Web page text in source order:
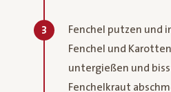
3
Fenchel putzen und
Fenchel und
untergießen und
Fenchelkraut